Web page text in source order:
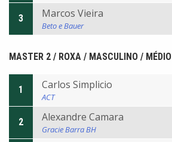
3 Marcos Vieira
Beto e Bauer
MASTER 2 / ROXA / MASCULINO / MÉDIO
1 Carlos Simplicio
ACT
2 Alexandre Camara
Gracie Barra BH